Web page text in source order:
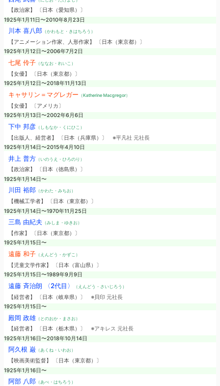
【政治家】 〔日本（愛知県）〕
1925年1月11日〜2010年8月23日
川本 喜八郎（かわもと・きはちろう）
【アニメーション作家、人形作家】 〔日本（東京都）〕
1925年1月12日〜2006年7月2日
七尾 伶子（ななお・れいこ）
【女優】 〔日本（東京都）〕
1925年1月12日〜2018年11月13日
キャサリン＝マグレガー （Katherine Macgregor）
【女優】 〔アメリカ〕
1925年1月13日〜2002年6月6日
下中 邦彦（しもなか・くにひこ）
【出版人、経営者】 〔日本（兵庫県）〕 ※平凡社 元社長
1925年1月14日〜2015年4月10日
井上 普方（いのうえ・ひろのり）
【政治家】 〔日本（徳島県）〕
1925年1月14日〜
川田 裕郎（かわた・みちお）
【機械工学者】 〔日本（東京都）〕
1925年1月14日〜1970年11月25日
三島 由紀夫 （みしま・ゆきお）
【作家】 〔日本（東京都）〕
1925年1月15日〜
遠藤 和子（えんどう・かずこ）
【児童文学作家】 〔日本（富山県）〕
1925年1月15日〜1989年9月9日
遠藤 斉治朗 〈2代目〉 （えんどう・さいじろう）
【経営者】 〔日本（岐阜県）〕 ※貝印 元社長
1925年1月15日〜
殿岡 政雄（とのおか・まさお）
【経営者】 〔日本（栃木県）〕 ※アキレス 元社長
1925年1月16日〜2018年10月14日
阿久根 巌（あくね・いわお）
【映画美術監督】 〔日本（東京都）〕
1925年1月16日〜
阿部 八郎（あべ・はちろう）